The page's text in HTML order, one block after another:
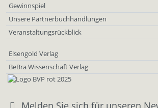
Gewinnspiel
Unsere Partnerbuchhandlungen
Veranstaltungsrückblick
Elsengold Verlag
BeBra Wissenschaft Verlag
Melden Sie sich für unseren